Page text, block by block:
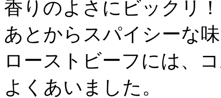
香りのよさにビックリ！
あとからスパイシーな
ローストビーフには、
よくあいました。